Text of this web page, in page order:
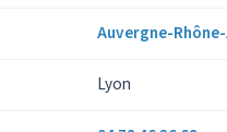
Auvergne-
Lyon